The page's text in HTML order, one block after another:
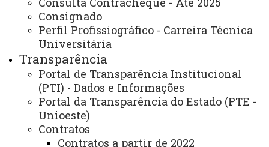
Consignado
Perfil Profissiográfico - Carreira Técnica
Universitária
Transparência
Portal de Transparência Institucional
(PTI) - Dados e Informações
Portal da Transparência do Estado (PTE -
Unioeste)
Contratos
Contratos a partir de 2022
- Doações de materiais;
- Orientação aos usuários;
- Atendimento a comunidade interna e externa;
- Acesso à Biblioteca Digital de Teses e
Dissertações – BDTD;